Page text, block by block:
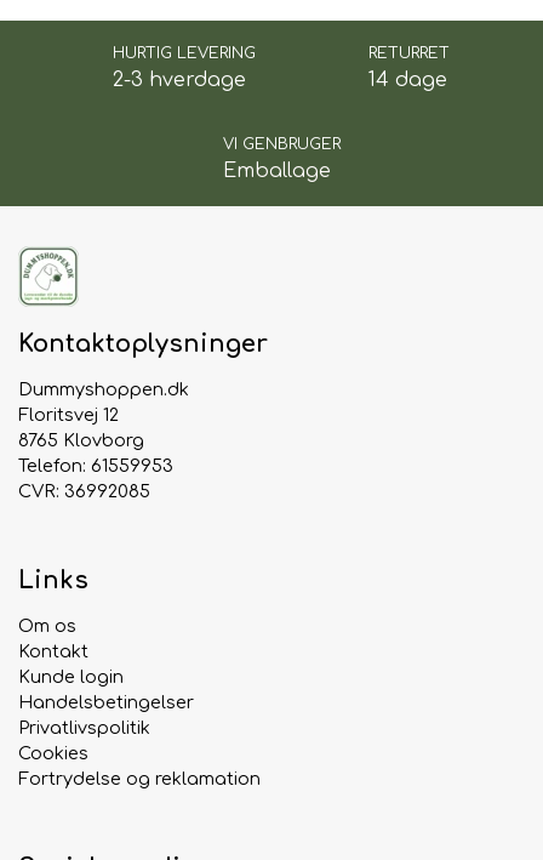
modtager du engeolokation, så du straks kan
finde din hund.
Ekstrem komfort og perfekt
hypoallergen, hurtigtørrende
neopren
optimal trykfordeling
Polstret håndtag
fit
hunde, der trækker
Reflekterende syninger
og sikkerhed i mørke
Sele
(hurtigtørrende og allergivenligt)
Farve:Flere varianter
Størrelser:Medium, Large og X-Large
Funktioner:
D-ring og GOTCHA! ID-tegn
HURTIG LEVERING
2-3 hverdage
RETURRET
14 dage
VI GENBRUGER
Emballage
Kontaktoplysninger
Dummyshoppen.dk
Floritsvej 12
8765 Klovborg
Telefon: 61559953
CVR: 36992085
Links
Om os
Kontakt
Kunde login
Handelsbetingelser
Privatlivspolitik
Cookies
Fortrydelse og reklamation